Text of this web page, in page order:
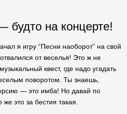
будто на концерте!
я игру “Песни наоборот” на свой
от веселья! Это ж не
квест, где надо угадать
поворотом. Ты знаешь,
— это имба! Но давай по
это за бестия такая.